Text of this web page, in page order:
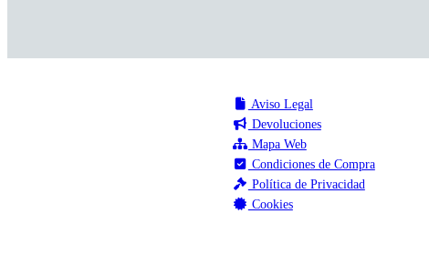
Aviso Legal
Devoluciones
Mapa Web
Condiciones de Compra
Política de Privacidad
Cookies